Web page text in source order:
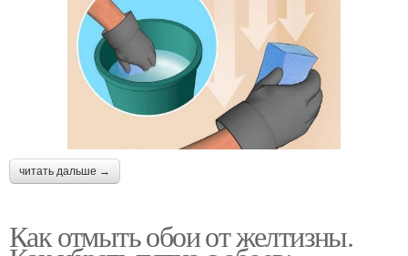
читать дальше →
Как отмыть обои от желтизны.